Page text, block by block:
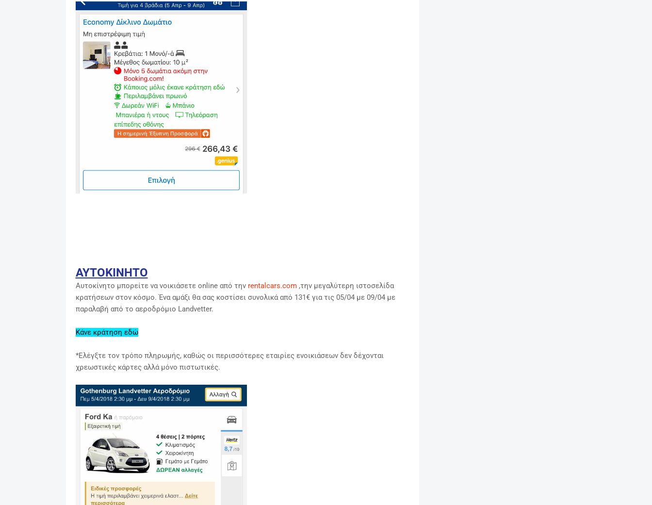
ΑΥΤΟΚΙΝΗΤΟ
Αυτοκίνητο μπορείτε να νοικιάσετε online από την rentalcars.com,την μεγαλύτερη ιστοσελίδα
κρατήσεων στον κόσμο. Ένα αμάξι θα σας κοστίσει συνολικά από 131€ για τις 05/04 με 09/04 με
παραλαβή από το αεροδρόμιο Landvetter.
Κάνε κράτηση εδώ
*Ελέγξτε τον τρόπο πληρωμής, καθώς οι περισσότερες εταιρίες ενοικιάσεων δεν δέχονται
χρεωστικές κάρτες αλλά μόνο πιστωτικές.